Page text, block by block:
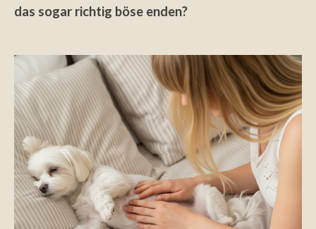
das sogar richtig böse enden?